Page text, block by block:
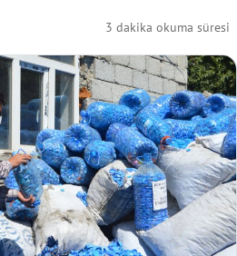
3 dakika okuma süresi